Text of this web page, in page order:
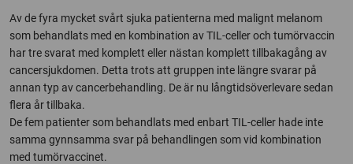
Av de fyra mycket svårt sjuka patienterna med malignt melanom
som behandlats med en kombination av TIL-celler och tumörvaccin
har tre svarat med komplett eller nästan komplett tillbakagång av
cancersjukdomen. Detta trots att gruppen inte längre svarar på
annan typ av cancerbehandling. De är nu långtidsöverlevare sedan
flera år tillbaka.
De fem patienter som behandlats med enbart TIL-celler hade inte
samma gynnsamma svar på behandlingen som vid kombination
med tumörvaccinet.